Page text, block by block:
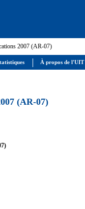
2007 (AR-07)
(AR-07)
À propos de l'UIT